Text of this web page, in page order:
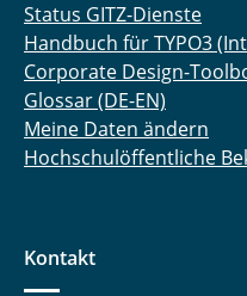
Status GITZ-Dienste
Handbuch für TYPO3
Corporate Design-
Glossar (DE-EN)
Meine Daten ändern
Hochschulöffentliche
Kontakt